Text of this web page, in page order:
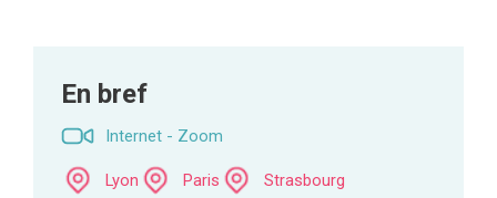
En bref
Internet - Zoom
Lyon Paris Strasbourg